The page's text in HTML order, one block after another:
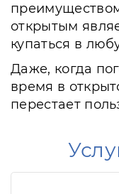
открытым
купаться в
Даже, когда
время в
перестает